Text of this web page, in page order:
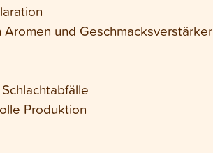
Aromen und Geschmacksverstärker
Produktion